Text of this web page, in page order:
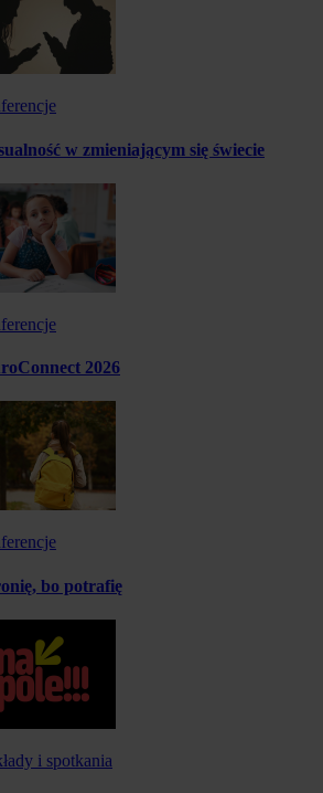
w zmieniającym się świecie
2026
bo potrafię
i spotkania